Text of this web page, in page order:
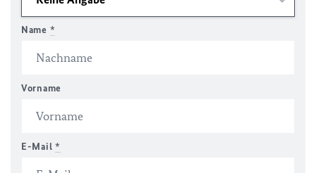
Name *
Vorname
E-Mail *